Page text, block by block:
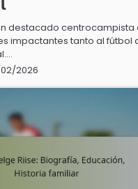
destacado
impactantes tanto al fútbol
2026